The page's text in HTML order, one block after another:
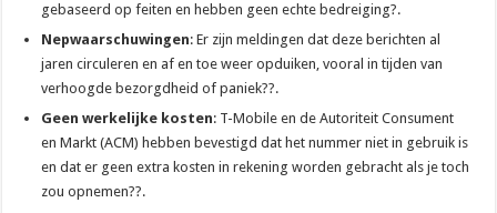
gebaseerd op feiten en hebben geen echte bedreiging?.
Nepwaarschuwingen: Er zijn meldingen dat deze berichten al
jaren circuleren en af en toe weer opduiken, vooral in tijden van
verhoogde bezorgdheid of paniek??.
Geen werkelijke kosten: T-Mobile en de Autoriteit Consument
en Markt (ACM) hebben bevestigd dat het nummer niet in gebruik is
en dat er geen extra kosten in rekening worden gebracht als je toch
zou opnemen??.